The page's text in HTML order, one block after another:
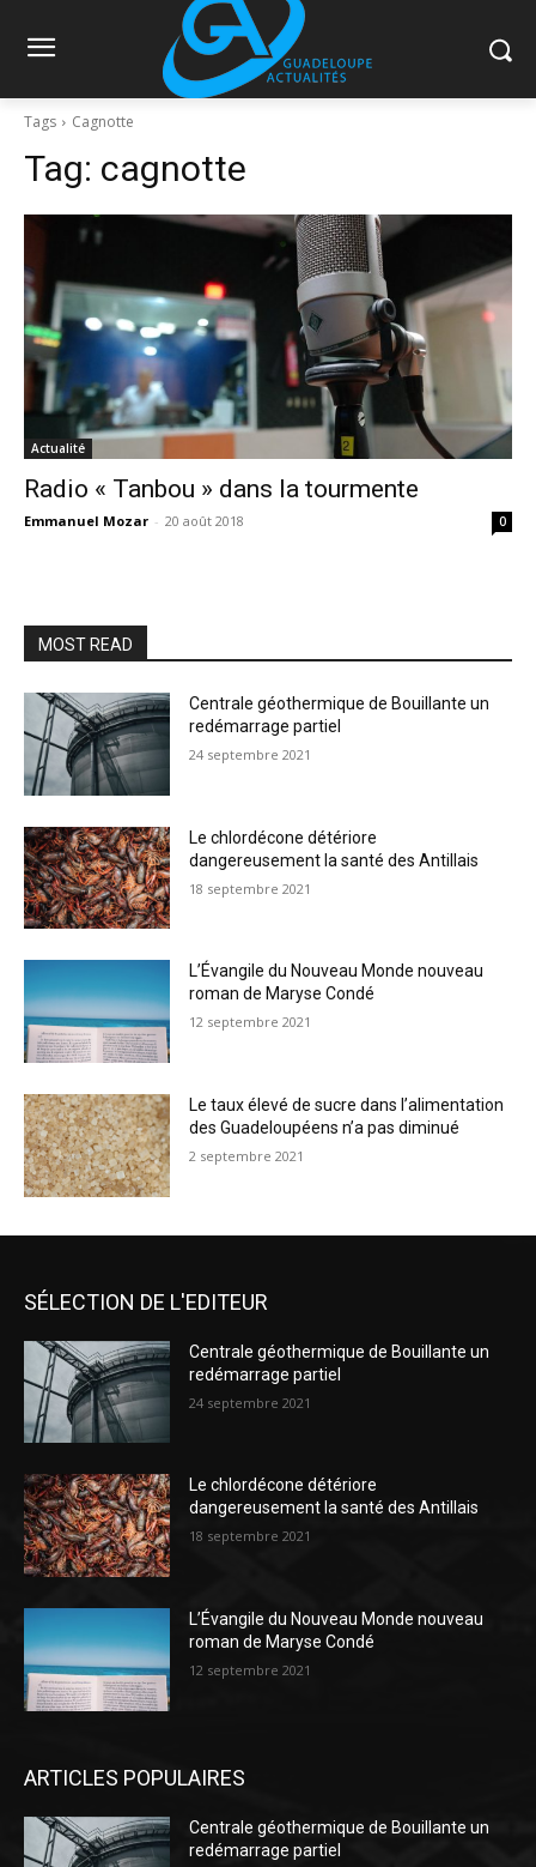
Tags Cagnotte
Tag: cagnotte
Actualité
Radio « Tanbou » dans la tourmente
Emmanuel Mozar - 20 août 2018 0
MOST READ
Centrale géothermique de Bouillante un
redémarrage partiel
24 septembre 2021
Le chlordécone détériore
dangereusement la santé des Antillais
18 septembre 2021
L’Évangile du Nouveau Monde nouveau
roman de Maryse Condé
12 septembre 2021
Le taux élevé de sucre dans l’alimentation
des Guadeloupéens n’a pas diminué
2 septembre 2021
SÉLECTION DE L'EDITEUR
Centrale géothermique de Bouillante un
redémarrage partiel
24 septembre 2021
Le chlordécone détériore
dangereusement la santé des Antillais
18 septembre 2021
L’Évangile du Nouveau Monde nouveau
roman de Maryse Condé
12 septembre 2021
ARTICLES POPULAIRES
Centrale géothermique de Bouillante un
redémarrage partiel